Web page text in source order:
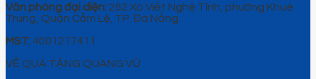
Văn phòng đại diện: 262 Xô Viết Nghệ Tĩnh, phường Khuê
Trung, Quận Cẩm Lệ, TP. Đà Nẵng.
MST: 4001217411
VỀ QUÀ TẶNG QUANG VŨ